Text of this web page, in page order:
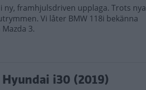
ny, framhjulsdriven upplaga. Trots nya
Vi låter BMW 118i bekänna
3.
i30 (2019)